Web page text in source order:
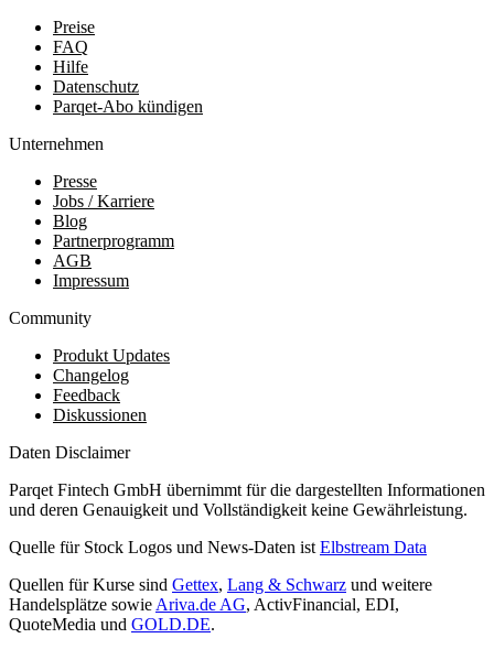
Preise
FAQ
Hilfe
Datenschutz
Parqet-Abo kündigen
Unternehmen
Presse
Jobs / Karriere
Blog
Partnerprogramm
AGB
Impressum
Community
Produkt Updates
Changelog
Feedback
Diskussionen
Daten Disclaimer
Parqet Fintech GmbH übernimmt für die dargestellten Informationen
und deren Genauigkeit und Vollständigkeit keine Gewährleistung.
Quelle für Stock Logos und News-Daten ist Elbstream Data
Quellen für Kurse sind Gettex, Lang & Schwarz und weitere
Handelsplätze sowie Ariva.de AG, ActivFinancial, EDI,
QuoteMedia und GOLD.DE.